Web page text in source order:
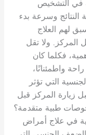
في التشخيص
النتائج وسرعة بدء
لهم العلاج
المركز. ولا تقل
فكلما كان
واطمئنانًا،
التي تؤثر
زيارة المركز قبل
طبية متقدمة؟
في علاج أمراض